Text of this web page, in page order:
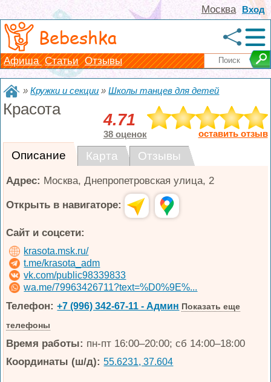
Вход
Москва
Bebeshka
Афиша Статьи Отзывы
»Кружки и секции »Школы танцев для детей
Красота
4.71
38 оценок оставить отзыв
Описание Карта Отзывы
Адрес: Москва,Днепропетровская улица, 2
Открыть в навигаторе:
Сайт и соцсети:
krasota.msk.ru/
t.me/krasota_adm
vk.com/public98339833
wa.me/79963426711?text=%D0%9E%...
Телефон: +7 (996) 342-67-11 - Админ Показать еще
телефоны
Время работы: пн-пт 16:00–20:00; сб 14:00–18:00
Координаты (ш/д): 55.6231, 37.604